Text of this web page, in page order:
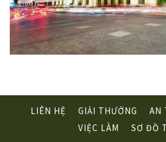
LIÊN HỆ GIẢI THƯỞNG
AN
VIỆC LÀM OPENS
SƠ ĐỒ